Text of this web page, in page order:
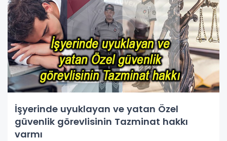
İşyerinde uyuklayan ve yatan Özel
güvenlik görevlisinin Tazminat hakkı
varmı